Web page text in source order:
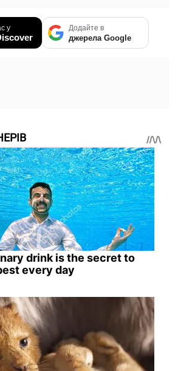
у Додайте в
джерела Google
drink is the secret to
every day